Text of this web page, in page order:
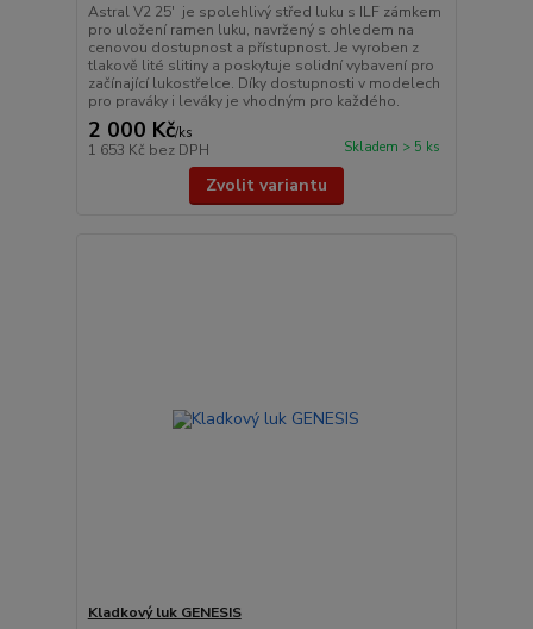
Astral V2 25' je spolehlivý střed luku s ILF zámkem
pro uložení ramen luku, navržený s ohledem na
cenovou dostupnost a přístupnost. Je vyroben z
tlakově lité slitiny a poskytuje solidní vybavení pro
začínající lukostřelce. Díky dostupnosti v modelech
pro praváky i leváky je vhodným pro každého.
2 000 Kč/ks
1 653 Kč bez DPH Skladem > 5 ks
Zvolit variantu
Kladkový luk GENESIS